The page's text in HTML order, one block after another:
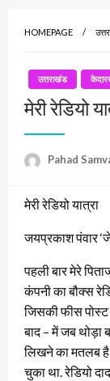
HOMEPAGE
उत्तराखंड
मेरी रेडियो
Pahad
मेरी रेडियो यात्रा
जयप्रकाश पंवार
पहली बार मेरे
कंपनी का बौक्स
जिसकी फीस
बाद – में जब थोड़ा
लिखने का मतलब है
चुका था. रेडियो